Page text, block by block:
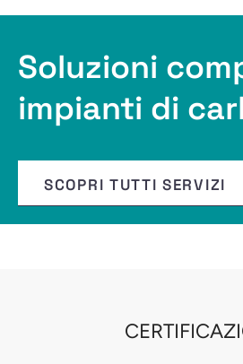
Soluzioni
impianti di
SCOPRI TUTTI SERVIZI